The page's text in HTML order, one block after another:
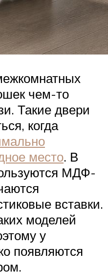
чем-то
Такие двери
когда
место. В
МДФ-
вставки.
моделей
у
появляются